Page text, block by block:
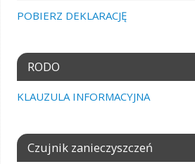
POBIERZ DEKLARACJĘ
RODO
KLAUZULA INFORMACYJNA
Czujnik zanieczyszczeń